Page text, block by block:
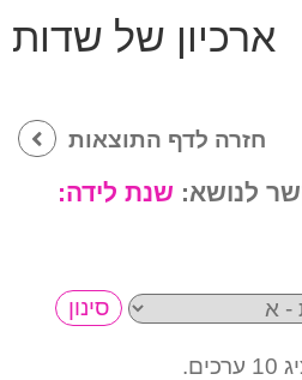
ארכיון של שדות
חזרה לדף התוצאות
שנת לידה: